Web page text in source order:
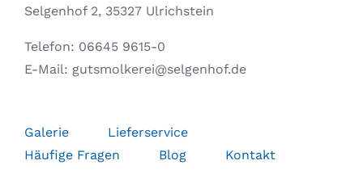
Selgenhof 2, 35327 Ulrichstein
Telefon: 06645 9615-0
E-Mail: gutsmolkerei@selgenhof.de
Galerie
Lieferservice
Häufige Fragen
Blog Kontakt